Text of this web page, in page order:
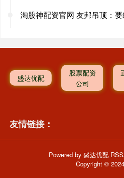
淘股神配资官网 友邦吊顶：
盛达优配
股票配资
公司
友情链接：
Powered by 盛达优配
Copyright©